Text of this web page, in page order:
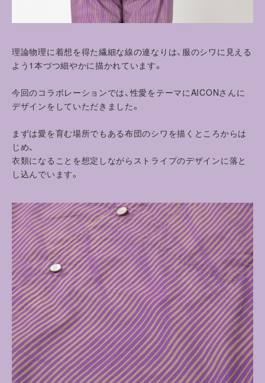
理論物理に着想を得た繊細な線の連なりは、服のシワに見える
よう1本づつ細やかに描かれています。
今回のコラボレーションでは、性愛をテーマにAICONさんに
デザインをしていただきました。
まずは愛を育む場所でもある布団のシワを描くところからは
じめ、
衣類になることを想定しながらストライプのデザインに落と
し込んでいます。